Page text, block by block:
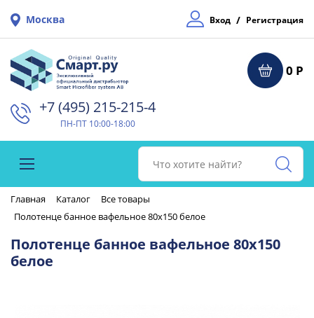
Москва Вход / Регистрация
0 Р
+7 (495) 215-215-4⁠
ПН-ПТ 10:00-18:00
Главная Каталог
Все товары
Полотенце банное вафельное 80х150 белое
Полотенце банное вафельное 80х150
белое